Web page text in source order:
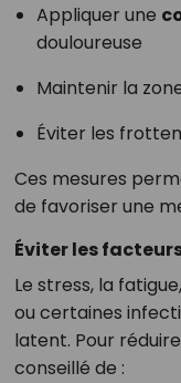
Appliquer une
douloureuse
Maintenir la
Éviter les
Ces mesures
de favoriser une
Éviter les
Le stress, la
ou certaines
latent. Pour
conseillé de :